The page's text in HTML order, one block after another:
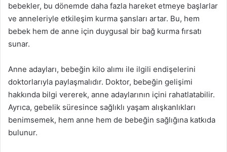
bebekler, bu dönemde daha fazla hareket etmeye başlarlar
ve anneleriyle etkileşim kurma şansları artar. Bu, hem
bebek hem de anne için duygusal bir bağ kurma fırsatı
sunar.
Anne adayları, bebeğin kilo alımı ile ilgili endişelerini
doktorlarıyla paylaşmalıdır. Doktor, bebeğin gelişimi
hakkında bilgi vererek, anne adaylarının içini rahatlatabilir.
Ayrıca, gebelik süresince sağlıklı yaşam alışkanlıkları
benimsemek, hem anne hem de bebeğin sağlığına katkıda
bulunur.